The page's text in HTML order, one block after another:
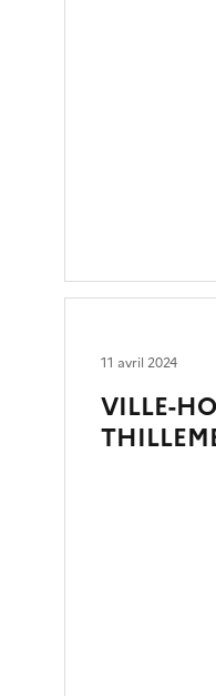
VILLE-
11 avril 2024